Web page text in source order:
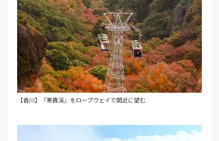
【香川】「寒霞渓」をロープウェイで間近に望む